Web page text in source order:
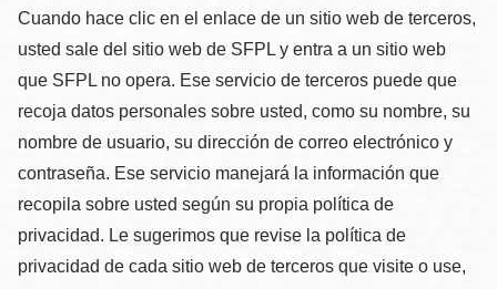
Cuando hace clic en el enlace de un sitio web de terceros,
usted sale del sitio web de SFPL y entra a un sitio web
que SFPL no opera. Ese servicio de terceros puede que
recoja datos personales sobre usted, como su nombre, su
nombre de usuario, su dirección de correo electrónico y
contraseña. Ese servicio manejará la información que
recopila sobre usted según su propia política de
privacidad. Le sugerimos que revise la política de
privacidad de cada sitio web de terceros que visite o use,